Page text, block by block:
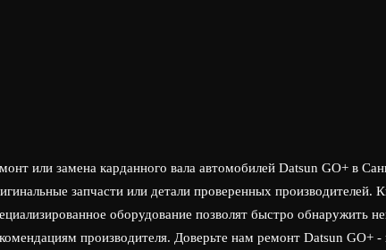
или замена карданного вала автомобилей Datsun GO+ в
запчасти или детали проверенных
оборудование позволят быстро обнаружить
производителя. Доверьте нам ремонт Datsun GO+